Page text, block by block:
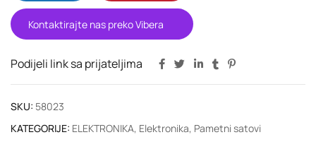
Kontaktirajte nas preko Vibera
Podijeli link sa prijateljima
SKU: 58023
KATEGORIJE: ELEKTRONIKA, Elektronika, Pametni satovi